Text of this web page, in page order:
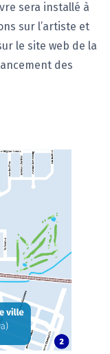
sera installé à
sur l’artiste et
le site web de la
des